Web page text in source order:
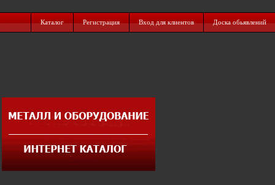
Каталог Регистрация Вход для клиентов Доска обьявлений